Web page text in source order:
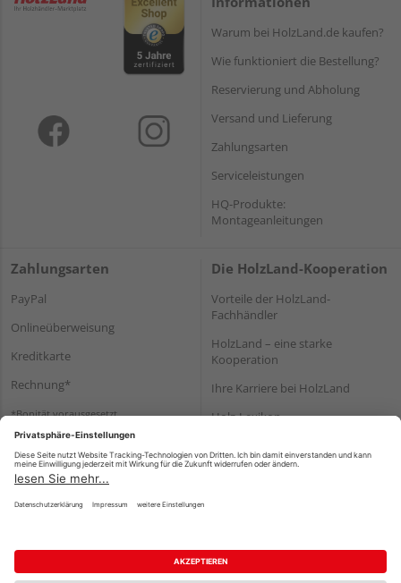
Warum bei HolzLand.de kaufen?
Wie funktioniert die Bestellung?
Reservierung und Abholung
Versand und Lieferung
Zahlungsarten
Serviceleistungen
HQ-Produkte:
Montageanleitungen
Zahlungsarten
PayPal
Onlineüberweisung
Kreditkarte
Rechnung*
*Bonität vorausgesetzt
Die HolzLand-Kooperation
Vorteile der HolzLand-
Fachhändler
HolzLand – eine starke
Kooperation
Ihre Karriere bei HolzLand
Holz-Lexikon
Impressum Datenschutz
Nutzungsbedingungen
Barrierefreiheitserklärung
Vertrag widerrufen